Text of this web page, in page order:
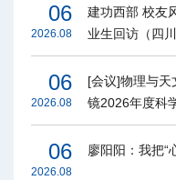
06
2026.08
建功西部 校友
业生回访（四川
06
2026.08
[会议]物理与
镜2026年度科
06
2026.08
廖阳阳：我把“